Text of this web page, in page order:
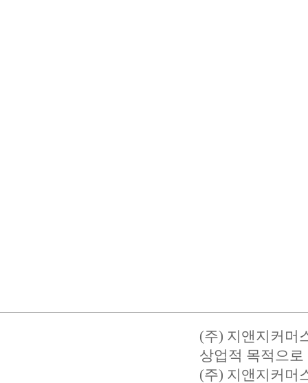
(주) 지앤지커머
상업적 목적으
(주) 지앤지커머